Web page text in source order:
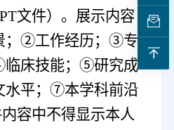
文件）。展示内容
；②工作经历；③专
临床技能；⑤研究成
水平；⑦本学科前沿
容中不得显示本人